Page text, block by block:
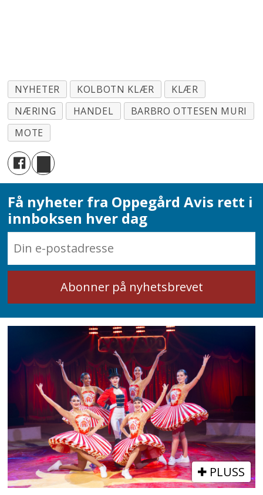
NYHETER KOLBOTN KLÆR
KLÆR
NÆRING
HANDEL
BARBRO OTTESEN MURI
MOTE
Få nyheter fra Oppegård Avis rett i
innboksen hver dag
PLUSS